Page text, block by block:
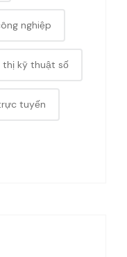
nghiệp
thị kỹ thuật số
tuyến